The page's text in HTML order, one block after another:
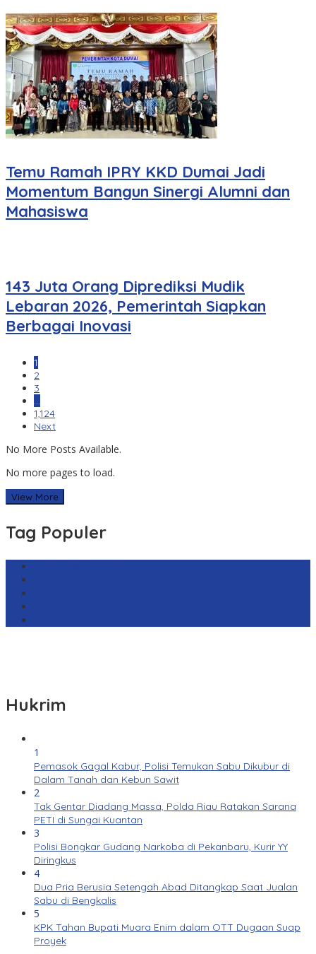
Temu Ramah IPRY KKD Dumai Jadi
Momentum Bangun Sinergi Alumni dan
Mahasiswa
143 Juta Orang Diprediksi Mudik
Lebaran 2026, Pemerintah Siapkan
Berbagai Inovasi
1
2
3
…
1,124
Next
No More Posts Available.
No more pages to load.
View More
Tag Populer
Hukrim
1
Pemasok Gagal Kabur, Polisi Temukan Sabu Dikubur di
Dalam Tanah dan Kebun Sawit
2
Tak Gentar Diadang Massa, Polda Riau Ratakan Sarana
PETI di Sungai Kuantan
3
Polisi Bongkar Gudang Narkoba di Pekanbaru, Kurir YY
Diringkus
4
Dua Pria Berusia Setengah Abad Ditangkap Saat Jualan
Sabu di Bengkalis
5
KPK Tahan Bupati Muara Enim dalam OTT Dugaan Suap
Proyek